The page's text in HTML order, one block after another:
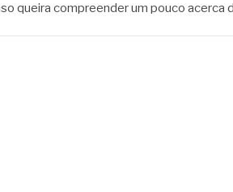
queira compreender um pouco acerca